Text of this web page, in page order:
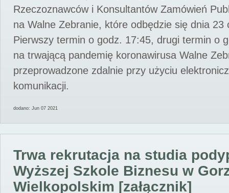
Rzeczoznawców i Konsultantów Zamówień
na Walne Zebranie, które odbędzie się dnia 23
Pierwszy termin o godz. 17:45, drugi termin o
na trwającą pandemię koronawirusa Walne
przeprowadzone zdalnie przy użyciu
komunikacji.
dodano: Jun 07 2021
Trwa rekrutacja na studia
Wyższej Szkole Biznesu w
Wielkopolskim [załącznik]